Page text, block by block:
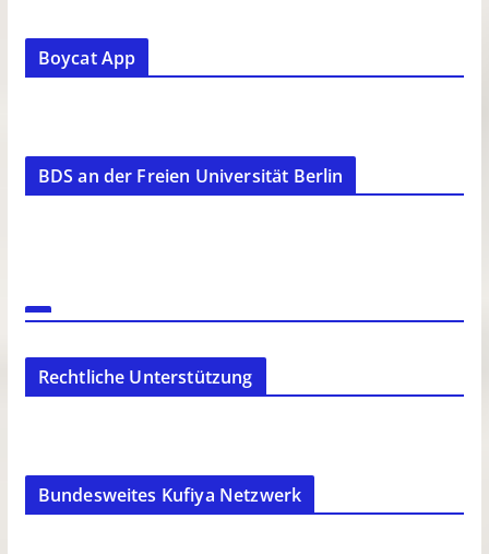
Boycat App
BDS an der Freien Universität Berlin
Rechtliche Unterstützung
Bundesweites Kufiya Netzwerk